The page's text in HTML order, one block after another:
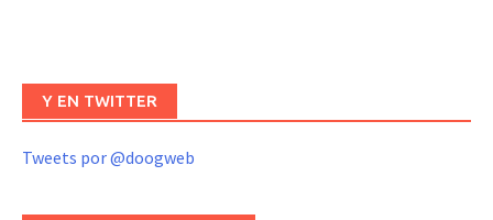
Y EN TWITTER
Tweets por @doogweb